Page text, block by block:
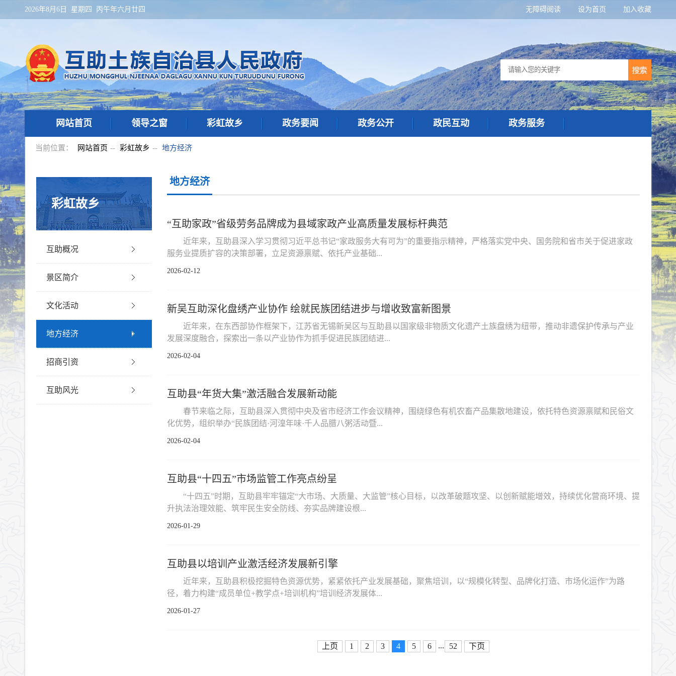
2026年8月6日 星期四 丙午年六月廿四 无障碍阅读 设为首页 加入收藏
网站首页 领导之窗 彩虹故乡 政务要闻 政务公开 政民互动 政务服务
当前位置： 网站首页 -- 彩虹故乡 -- 地方经济
彩虹故乡
互助概况
景区简介
文化活动
地方经济
招商引资
互助风光
地方经济
“互助家政”省级劳务品牌成为县域家政产业高质量发展标杆典范
近年来，互助县深入学习贯彻习近平总书记“家政服务大有可为”的重要指示精神，严格落实党中央、国务院和省市关于促进家政
服务业提质扩容的决策部署，立足资源禀赋、依托产业基础...
2026-02-12
新吴互助深化盘绣产业协作 绘就民族团结进步与增收致富新图景
近年来，在东西部协作框架下，江苏省无锡新吴区与互助县以国家级非物质文化遗产土族盘绣为纽带，推动非遗保护传承与产业
发展深度融合，探索出一条以产业协作为抓手促进民族团结进...
2026-02-04
互助县“年货大集”激活融合发展新动能
春节来临之际，互助县深入贯彻中央及省市经济工作会议精神，围绕绿色有机农畜产品集散地建设，依托特色资源禀赋和民俗文
化优势，组织举办“民族团结·河湟年味·千人品腊八粥活动暨...
2026-02-04
互助县“十四五”市场监管工作亮点纷呈
“十四五”时期，互助县牢牢锚定“大市场、大质量、大监管”核心目标，以改革破题攻坚、以创新赋能增效，持续优化营商环境、提
升执法治理效能、筑牢民生安全防线、夯实品牌建设根...
2026-01-29
互助县以培训产业激活经济发展新引擎
近年来，互助县积极挖掘特色资源优势，紧紧依托产业发展基础，聚焦培训，以“规模化转型、品牌化打造、市场化运作”为路
径，着力构建“成员单位+教学点+培训机构”培训经济发展体...
2026-01-27
上页 1 2 3 4 5 6 ... 52 下页